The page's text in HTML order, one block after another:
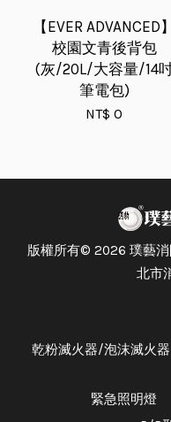
【EVER ADVANCED】
校園文青後背包
(灰/20L/大容量/14
筆電包)
NT$ 0
版權所有© 2026
北市
乾粉滅火器/泡沫滅火
緊急照明燈